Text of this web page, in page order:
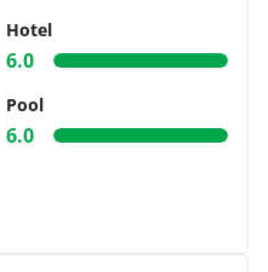
Hotel
6.0
Pool
6.0